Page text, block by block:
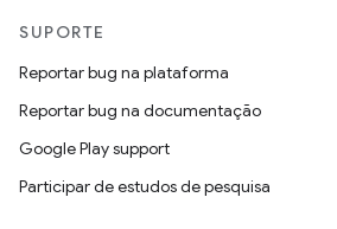
SUPORTE
Reportar bug na plataforma
Reportar bug na documentação
Google Play support
Participar de estudos de pesquisa